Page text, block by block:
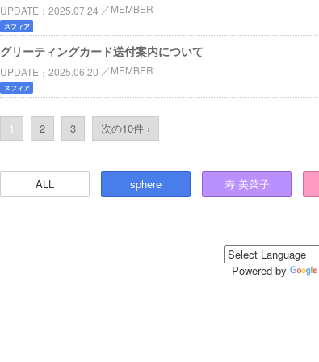
UPDATE 2025.07.24 MEMBER
スフィア
グリーティングカード送付案内について
UPDATE 2025.06.20 MEMBER
スフィア
1 2 3 次の10件 ›
ALL sphere 寿 美菜子
Powered by